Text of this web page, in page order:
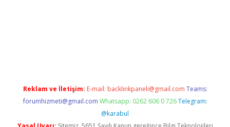
Reklam ve İletişim: E-mail: backlinkpaneli@gmail.com Teams:
forumhizmeti@gmail.com Whatsapp: 0262 606 0 726 Telegram:
@karabul